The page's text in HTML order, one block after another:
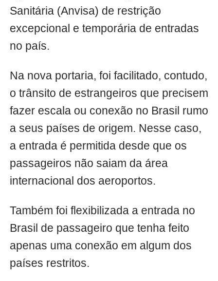
Sanitária (Anvisa) de restrição
excepcional e temporária de entradas
no país.
Na nova portaria, foi facilitado, contudo,
o trânsito de estrangeiros que precisem
fazer escala ou conexão no Brasil rumo
a seus países de origem. Nesse caso,
a entrada é permitida desde que os
passageiros não saiam da área
internacional dos aeroportos.
Também foi flexibilizada a entrada no
Brasil de passageiro que tenha feito
apenas uma conexão em algum dos
países restritos.